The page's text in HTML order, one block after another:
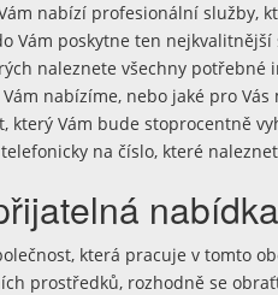
nabízí profesionální služby,
Vám poskytne ten
naleznete všechny potřebné
nabízíme, nebo jaké pro
který Vám bude stoprocentně
na číslo, které
nabídka
která pracuje v tomto
prostředků, rozhodně se